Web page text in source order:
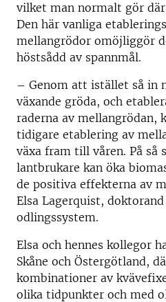
vilket man normalt gör
Den här vanliga
mellangrödor omöjliggör
höstsådd av spannmål.
– Genom att istället så in
växande gröda, och
raderna av mellangrödan,
tidigare etablering av
växa fram till våren. På så
lantbrukare kan öka
de positiva effekterna av
Elsa Lagerquist,
odlingssystem.
Elsa och hennes kollegor
Skåne och Östergötland,
kombinationer av
olika tidpunkter och med